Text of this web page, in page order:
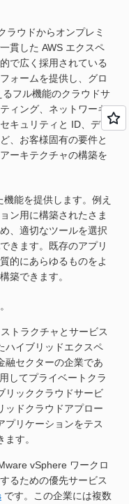
ラウドからオンプレミ
貫した AWS エクスペ
で広く採用されている
ォームを提供し、グロ
フル機能のクラウドサ
ィング、ネットワーキ
キュリティと ID、デー
、お客様固有の要件と
ーキテクチャの構築を
能を提供します。例え
ン用に構築されたさま
、適切なツールを選択
きます。既存のアプリ
的にあらゆるものをよ
築できます。
トラクチャとサービス
ハイブリッドエクスペ
融セクターの企業であ
してプライベートクラ
リッククラウドサービ
ッドクラウドアプロー
プリケーションをテス
す。
vSphere ワークロ
るための優先サービス
です。この企業には複数